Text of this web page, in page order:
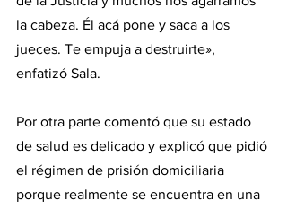
la cabeza. Él acá pone y saca a los
jueces. Te empuja a destruirte»,
enfatizó Sala.
Por otra parte comentó que su estado
de salud es delicado y explicó que pidió
el régimen de prisión domiciliaria
porque realmente se encuentra en una